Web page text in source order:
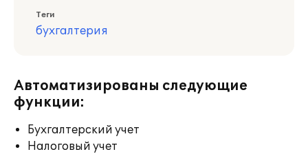
Теги
бухгалтерия
Автоматизированы следующие
функции:
Бухгалтерский учет
Налоговый учет